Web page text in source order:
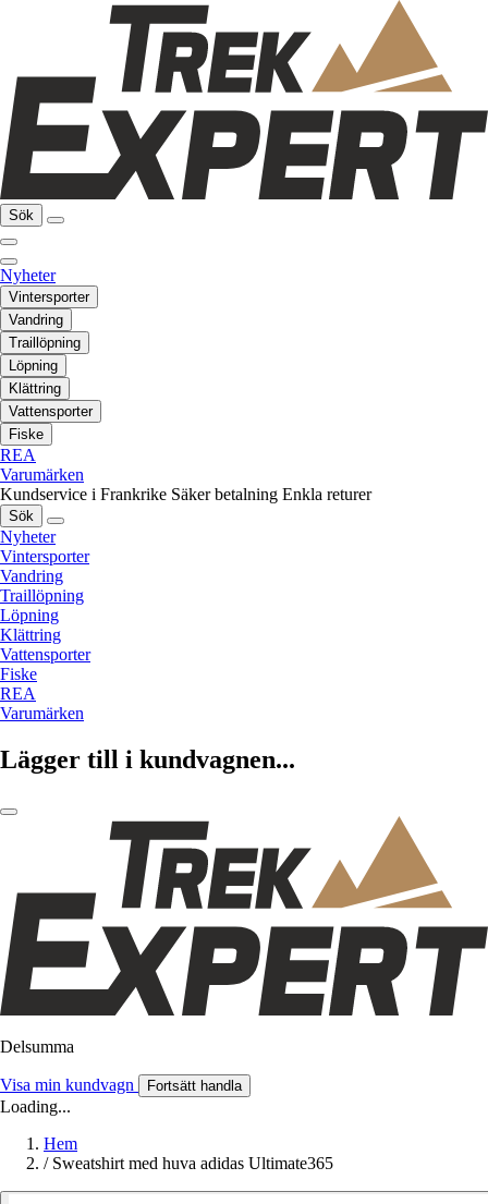
Sök
Nyheter
Vintersporter
Vandring
Traillöpning
Löpning
Klättring
Vattensporter
Fiske
REA
Varumärken
Kundservice i Frankrike Säker betalning Enkla returer
Sök
Nyheter
Vintersporter
Vandring
Traillöpning
Löpning
Klättring
Vattensporter
Fiske
REA
Varumärken
Lägger till i kundvagnen...
Delsumma
Visa min kundvagn Fortsätt handla
Loading...
Hem
/ Sweatshirt med huva adidas Ultimate365